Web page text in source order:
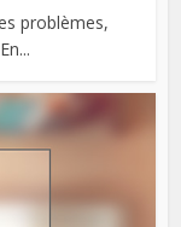
problèmes,